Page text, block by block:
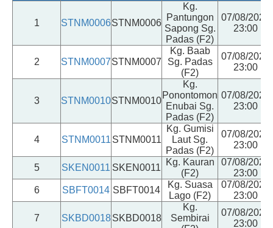
1 STNM0006STNM0006
Kg.
Pantungon
Sapong Sg.
Padas (F2)
07/08/2026
23:00
2 STNM0007STNM0007
Kg. Baab
Sg. Padas
(F2)
07/08/2026
23:00
3 STNM0010STNM0010
Kg.
Ponontomon
Enubai Sg.
Padas (F2)
07/08/2026
23:00
4 STNM0011 STNM0011
Kg. Gumisi
Laut Sg.
Padas (F2)
07/08/2026
23:00
5 SKEN0011 SKEN0011
Kg. Kauran
(F2)
07/08/2026
23:00
6
SBFT0014 SBFT0014
Kg. Suasa
Lago (F2)
07/08/2026
23:00
7 SKBD0018 SKBD0018
Kg.
Sembirai
07/08/2026
23:00